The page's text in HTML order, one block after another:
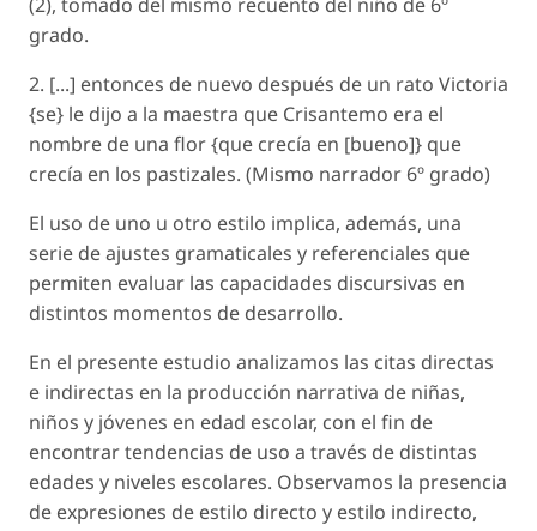
grado.
2. [...] entonces de nuevo después de un rato Victoria
{se} le dijo a la maestra que Crisantemo era el
nombre de una flor {que crecía en [bueno]} que
crecía en los pastizales. (Mismo narrador 6º grado)
El uso de uno u otro estilo implica, además, una
serie de ajustes gramaticales y referenciales que
permiten evaluar las capacidades discursivas en
distintos momentos de desarrollo.
En el presente estudio analizamos las citas directas
e indirectas en la producción narrativa de niñas,
niños y jóvenes en edad escolar, con el fin de
encontrar tendencias de uso a través de distintas
edades y niveles escolares. Observamos la presencia
de expresiones de estilo directo y estilo indirecto,